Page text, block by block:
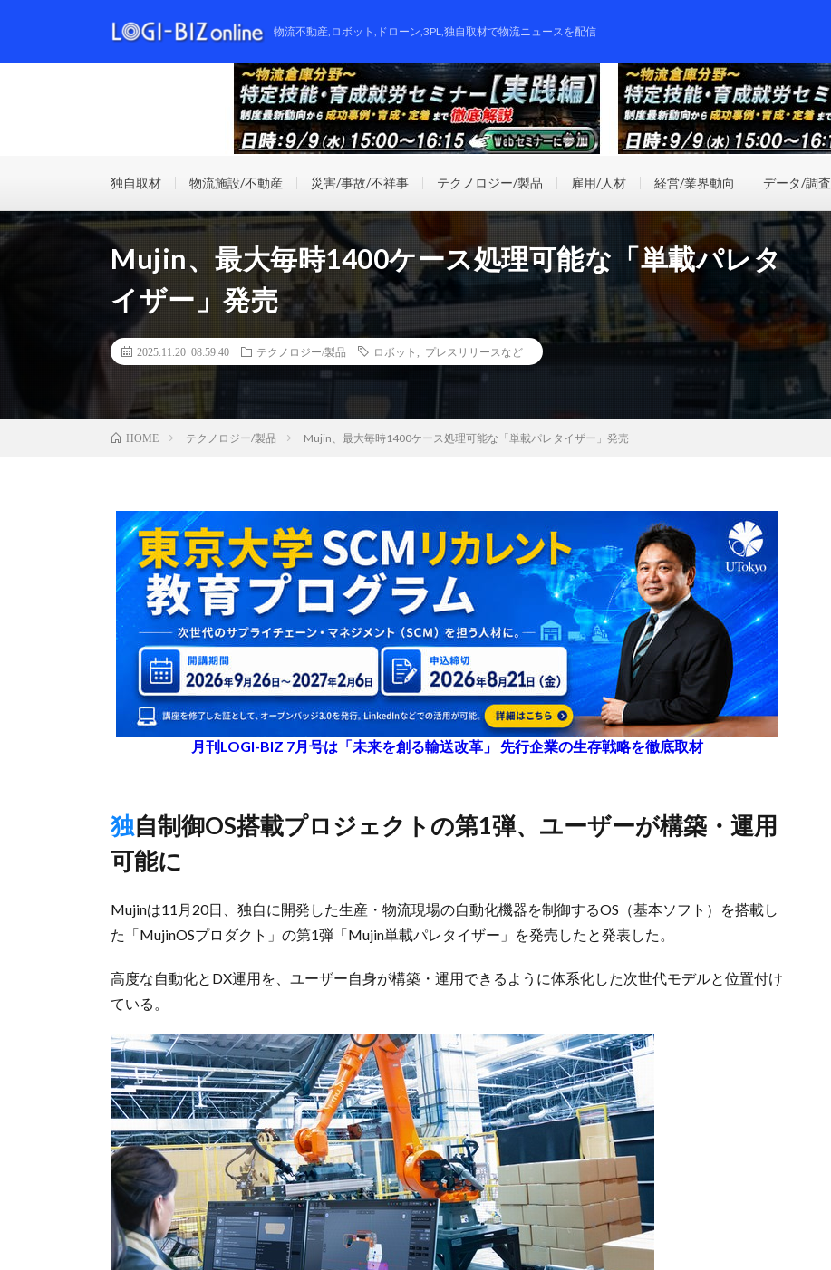
物流不動産,ロボット,ドローン,3PL,独自取材で物流ニュースを配信
独自取材 物流施設/不動産 災害/事故/不祥事 テクノロジー/製品 雇用/人材 経営/業界動向 データ/調査
Mujin、最大毎時1400ケース処理可能な「単載パレタ
イザー」発売
2025.11.20 08:59:40 テクノロジー/製品 ロボット プレスリリースなど
HOME テクノロジー/製品 Mujin、最大毎時1400ケース処理可能な「単載パレタイザー」発売
月刊LOGI-BIZ 7月号は「未来を創る輸送改革」 先行企業の生存戦略を徹底取材
独自制御OS搭載プロジェクトの第1弾、ユーザーが構築・運用
可能に
Mujinは11月20日、独自に開発した生産・物流現場の自動化機器を制御するOS（基本ソフト）を搭載し
た「MujinOSプロダクト」の第1弾「Mujin単載パレタイザー」を発売したと発表した。
高度な自動化とDX運用を、ユーザー自身が構築・運用できるように体系化した次世代モデルと位置付け
ている。